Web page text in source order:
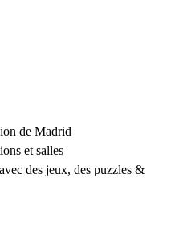
de Madrid
et salles
des jeux, des puzzles &